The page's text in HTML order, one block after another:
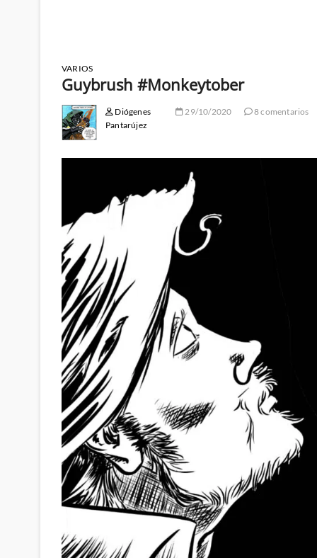
VARIOS
Guybrush #Monkeytober
Diógenes
Pantarújez
29/10/2020 8 comentarios